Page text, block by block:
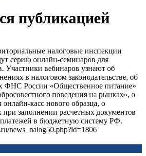
публикацией
налоговые инспекции
серию онлайн-семинаров для
Участники вебинаров узнают об
в налоговом законодательстве, об
ФНС России «Общественное питание»
поведения на рынках», о
касс нового образца, о
заполнении расчетных документов
в бюджетную систему РФ.
news_nalog50.php?id=1806